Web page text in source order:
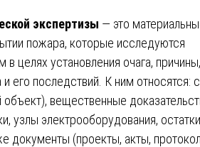
экспертизы — это
пожара, которые исследуются
целях установления очага, причины,
его последствий. К ним относятся:
вещественные
узлы электрооборудования, остатки
документы (проекты, акты,